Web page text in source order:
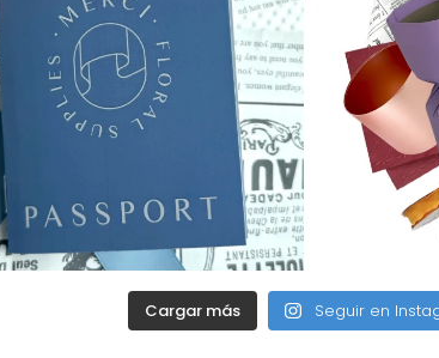
Cargar más Seguir en